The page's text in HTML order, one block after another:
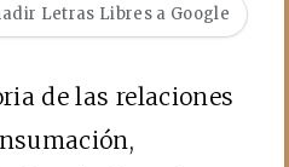
Letras Libres a Google
de las relaciones